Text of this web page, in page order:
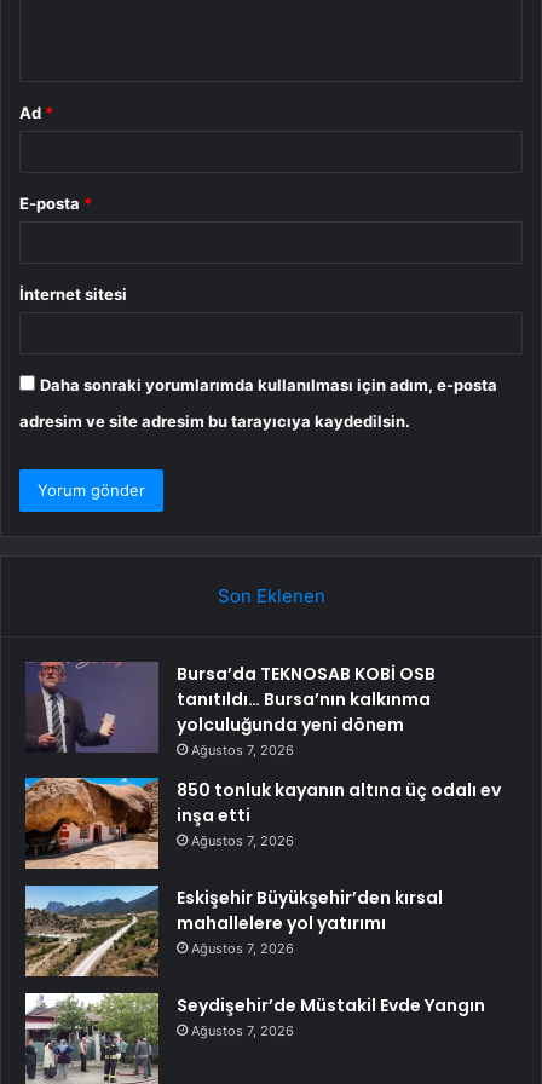
Ad *
E-posta *
İnternet sitesi
Daha sonraki yorumlarımda kullanılması için adım, e-posta
adresim ve site adresim bu tarayıcıya kaydedilsin.
Son Eklenen
Bursa’da TEKNOSAB KOBİ OSB
tanıtıldı… Bursa’nın kalkınma
yolculuğunda yeni dönem
Ağustos 7, 2026
850 tonluk kayanın altına üç odalı ev
inşa etti
Ağustos 7, 2026
Eskişehir Büyükşehir’den kırsal
mahallelere yol yatırımı
Ağustos 7, 2026
Seydişehir’de Müstakil Evde Yangın
Ağustos 7, 2026